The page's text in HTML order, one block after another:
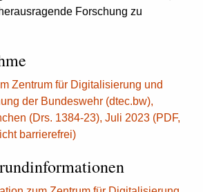
Forschung zu
Zentrum für Digitalisierung und
der Bundeswehr (dtec.bw),
(Drs. 1384-23), Juli 2023 (PDF,
barrierefrei)